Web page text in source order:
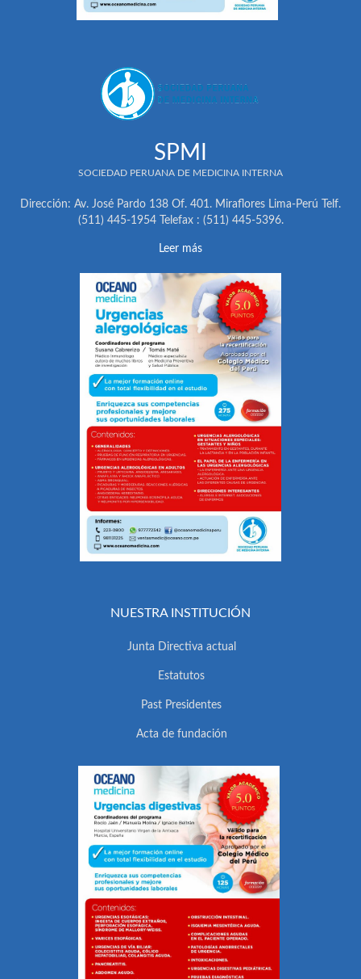
SPMI
SOCIEDAD PERUANA DE MEDICINA INTERNA
Dirección: Av. José Pardo 138 Of. 401. Miraflores Lima-Perú Telf.
(511) 445-1954 Telefax : (511) 445-5396.
Leer más
NUESTRA INSTITUCIÓN
Junta Directiva actual
Estatutos
Past Presidentes
Acta de fundación